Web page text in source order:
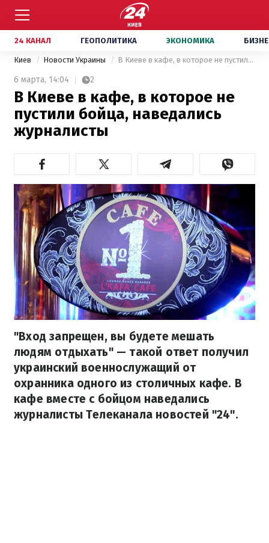
24 КАНАЛ ГЕОПОЛИТИКА ЭКОНОМИКА
Киев Новости Украины В Киеве в кафе, в которое не пустили бойца, наведались журналисты
6 марта, 14:04 2
В Киеве в кафе, в которое не
пустили бойца, наведались
журналисты
"Вход запрещен, вы будете мешать
людям отдыхать" — такой ответ получил
украинский военнослужащий от
охранника одного из столичных кафе. В
кафе вместе с бойцом наведались
журналисты Телеканала новостей "24".